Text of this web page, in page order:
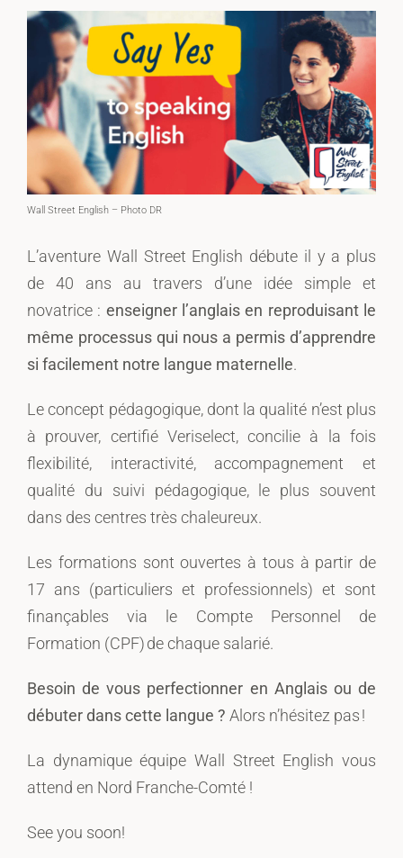
Wall Street English – Photo DR
L’aventure Wall Street English débute il y a plus
de 40 ans au travers d’une idée simple et
novatrice : enseigner l’anglais en reproduisant le
même processus qui nous a permis d’apprendre
si facilement notre langue maternelle.
Le concept pédagogique, dont la qualité n’est plus
à prouver, certifié Veriselect, concilie à la fois
flexibilité, interactivité, accompagnement et
qualité du suivi pédagogique, le plus souvent
dans des centres très chaleureux.
Les formations sont ouvertes à tous à partir de
17 ans (particuliers et professionnels) et sont
finançables via le Compte Personnel de
Formation (CPF) de chaque salarié.
Besoin de vous perfectionner en Anglais ou de
débuter dans cette langue ? Alors n’hésitez pas !
La dynamique équipe Wall Street English vous
attend en Nord Franche-Comté !
See you soon!